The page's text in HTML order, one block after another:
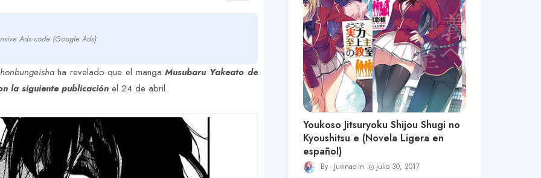
Ads code (Google Ads)
ha revelado que el mangaMusubaru Yakeato de
la siguiente publicaciónel 24 de abril.
Youkoso Jitsuryoku Shijou Shugi no
Kyoushitsu e (Novela Ligera en
español)
Juvinao julio 30, 2017